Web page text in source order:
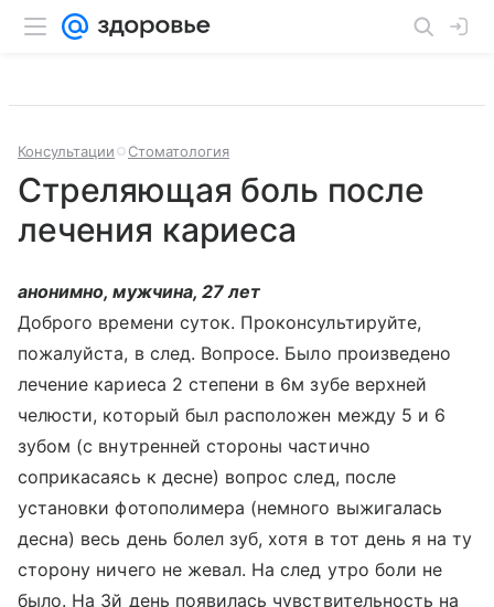
Консультации Стоматология
Стреляющая боль после
лечения кариеса
анонимно, мужчина, 27 лет
Доброго времени суток. Проконсультируйте,
пожалуйста, в след. Вопросе. Было произведено
лечение кариеса 2 степени в 6м зубе верхней
челюсти, который был расположен между 5 и 6
зубом (с внутренней стороны частично
соприкасаясь к десне) вопрос след, после
установки фотополимера (немного выжигалась
десна) весь день болел зуб, хотя в тот день я на ту
сторону ничего не жевал. На след утро боли не
было. На 3й день появилась чувствительность на